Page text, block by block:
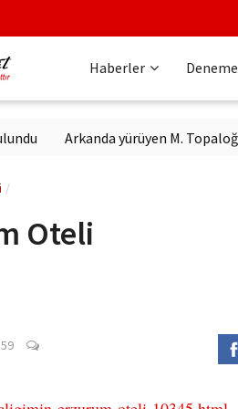
Haberler Deneme
Arkanda yürüyen M. Topaloğlu
Oteli